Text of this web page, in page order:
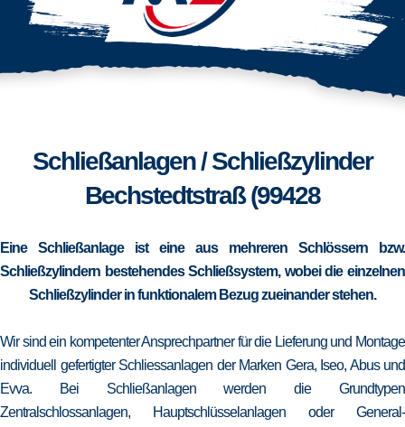
Schließanlagen / Schließzylinder
Bechstedtstraß (99428
Eine Schließanlage ist eine aus mehreren Schlössern bzw.
Schließzylindern bestehendes Schließsystem, wobei die einzelnen
Schließzylinder in funktionalem Bezug zueinander stehen.
Wir sind ein kompetenter Ansprechpartner für die Lieferung und Montage
individuell gefertigter Schliessanlagen der Marken Gera, Iseo, Abus und
Evva. Bei Schließanlagen werden die Grundtypen
Zentralschlossanlagen, Hauptschlüsselanlagen oder General-